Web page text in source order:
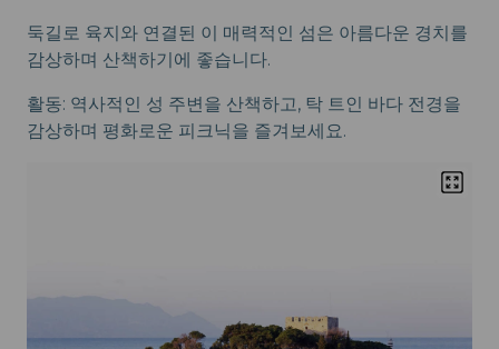
둑길로 육지와 연결된 이 매력적인 섬은 아름다운 경치를
감상하며 산책하기에 좋습니다.
활동: 역사적인 성 주변을 산책하고, 탁 트인 바다 전경을
감상하며 평화로운 피크닉을 즐겨보세요.